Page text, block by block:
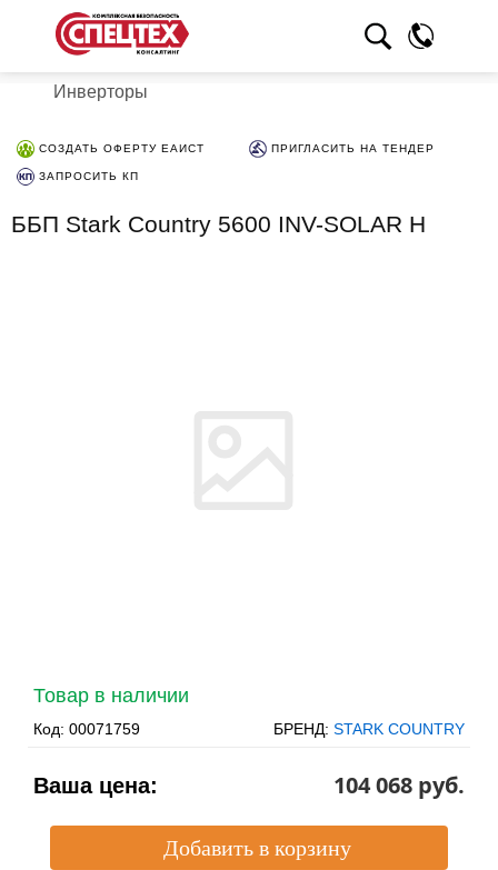
Инверторы
СОЗДАТЬ ОФЕРТУ ЕАИСТ ПРИГЛАСИТЬ НА ТЕНДЕР
ЗАПРОСИТЬ КП
ББП Stark Country 5600 INV-SOLAR H
Товар в наличии
Код: 00071759 БРЕНД: STARK COUNTRY
Ваша цена: 104 068 pуб.